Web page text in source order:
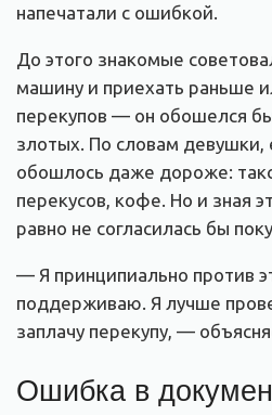
напечатали с ошибкой.
До этого знакомые
машину и приехать раньше
перекупов — он обошелся
злотых. По словам
обошлось даже дороже:
перекусов, кофе. Но и зная
равно не согласилась бы
— Я принципиально против
поддерживаю. Я лучше
заплачу перекупу, —
Ошибка в